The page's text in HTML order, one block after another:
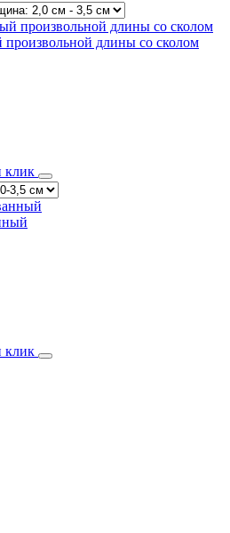
длины со сколом
клик
клик